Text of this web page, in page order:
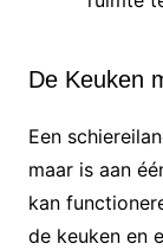
De Keuken
Een
maar is aan
kan
de keuken en